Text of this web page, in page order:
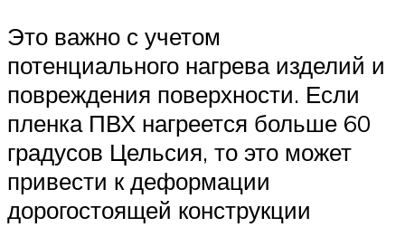
Это важно с учетом
потенциального нагрева изделий и
повреждения поверхности. Если
пленка ПВХ нагреется больше 60
градусов Цельсия, то это может
привести к деформации
дорогостоящей конструкции